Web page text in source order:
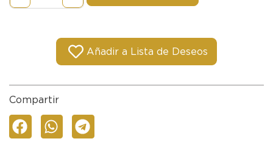
Añadir a Lista de Deseos
Compartir